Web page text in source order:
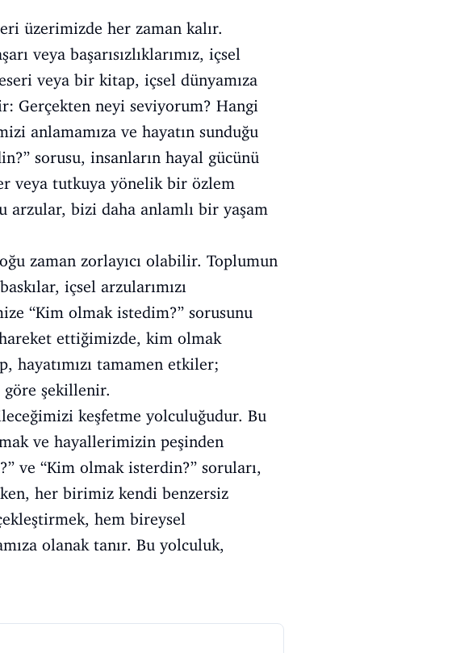
üzerimizde her zaman kalır.
veya başarısızlıklarımız, içsel
veya bir kitap, içsel dünyamıza
Gerçekten neyi seviyorum? Hangi
anlamamıza ve hayatın sunduğu
sorusu, insanların hayal gücünü
veya tutkuya yönelik bir özlem
arzular, bizi daha anlamlı bir yaşam
zaman zorlayıcı olabilir. Toplumun
içsel arzularımızı
“Kim olmak istedim?” sorusunu
hareket ettiğimizde, kim olmak
hayatımızı tamamen etkiler;
göre şekillenir.
keşfetme yolculuğudur. Bu
ve hayallerimizin peşinden
ve “Kim olmak isterdin?” soruları,
her birimiz kendi benzersiz
hem bireysel
olanak tanır. Bu yolculuk,